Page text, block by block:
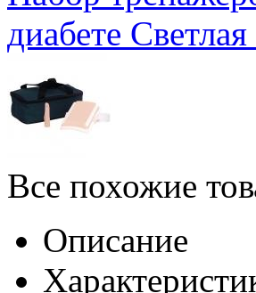
диабете
Все похожие
Описание